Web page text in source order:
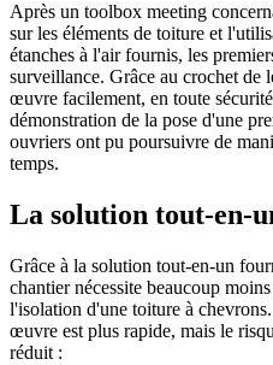
Après un toolbox meeting
sur les éléments de toiture et
étanches à l'air fournis, les
surveillance. Grâce au crochet de
œuvre facilement, en toute
démonstration de la pose d'une
ouvriers ont pu poursuivre de
temps.
La solution tout-en-
Grâce à la solution tout-en-un
chantier nécessite beaucoup
l'isolation d'une toiture à
œuvre est plus rapide, mais le
réduit :